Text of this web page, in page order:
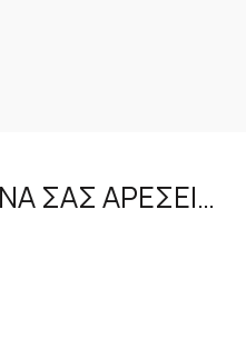
ΣΑΣ ΑΡΈΣΕΙ…